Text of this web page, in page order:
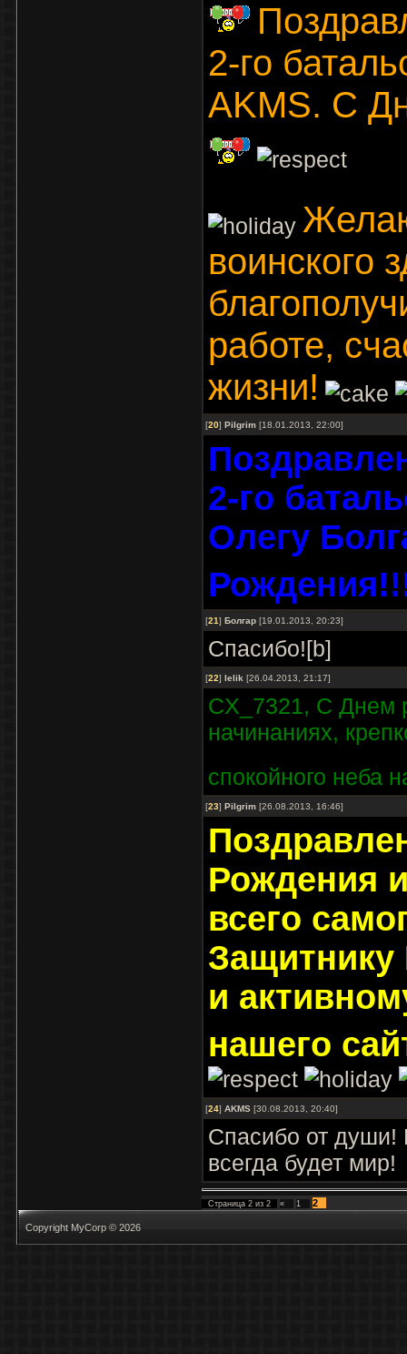
2-го
AKMS. С
воинского
работе,
жизни!
[20] Pilgrim [18.01.2013, 22:00]
2-го
Олегу
[21] Болгар [19.01.2013, 20:23]
Спасибо![b]
[22] lelik [26.04.2013, 21:17]
CX_7321, С Днем
начинаниях,
спокойного неба
[23] Pilgrim [26.08.2013, 16:46]
Рождения
всего
Защитнику
и
нашего
[24] AKMS [30.08.2013, 20:40]
Спасибо от
всегда будет мир!
Страница 2 из 2 « 1 2
Copyright MyCorp © 2026